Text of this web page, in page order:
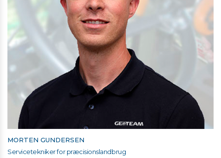
MORTEN GUNDERSEN
Servicetekniker for præcisionslandbrug